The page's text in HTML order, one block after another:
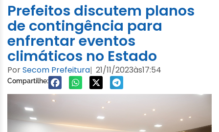
Prefeitos discutem planos
de contingência para
enfrentar eventos
climáticos no Estado
PorSecom Prefeitura| 21/11/2023às17:54
Compartilhe: